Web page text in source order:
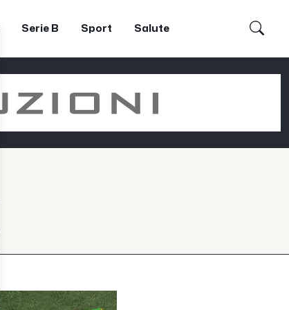
Serie B Sport Salute